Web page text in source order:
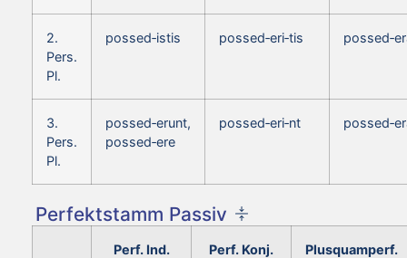
2.
Pers.
Pl.
possed‑istis possed‑eri‑tis
3.
Pers.
Pl.
possed‑erunt,
possed‑ere
possed‑eri‑nt
Perfektstamm Passiv
Perf. Ind.
Perf. Konj.
Plusquamperf.